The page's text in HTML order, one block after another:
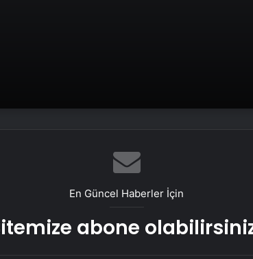
TFF,
En Güncel Haberler İçin
abone